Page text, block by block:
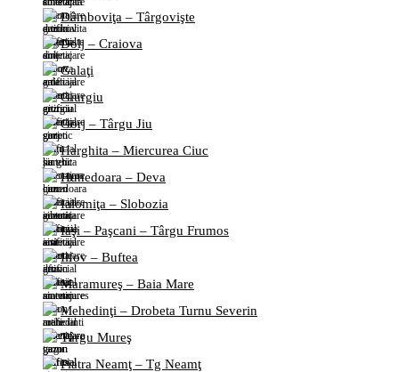
Dâmboviţa – Târgovişte
Dolj – Craiova
Galaţi
Giurgiu
Gorj – Târgu Jiu
Harghita – Miercurea Ciuc
Hunedoara – Deva
Ialomiţa – Slobozia
Iaşi – Paşcani – Târgu Frumos
Ilfov – Buftea
Maramureş – Baia Mare
Mehedinţi – Drobeta Turnu Severin
Târgu Mureş
Piatra Neamţ – Tg Neamţ